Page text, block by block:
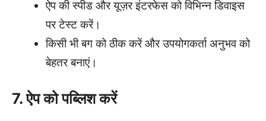
ऐप की स्पीड और यूज़र इंटरफेस को विभिन्न डिवाइस
पर टेस्ट करें।
किसी भी बग को ठीक करें और उपयोगकर्ता अनुभव को
बेहतर बनाएं।
7. ऐप को पब्लिश करें